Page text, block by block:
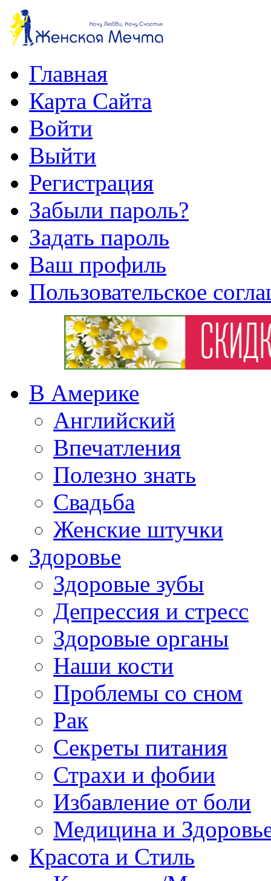
Главная
Карта Сайта
Войти
Выйти
Регистрация
Забыли пароль?
Задать пароль
Ваш профиль
Пользовательское
В Америке
Английский
Впечатления
Полезно знать
Свадьба
Женские штучки
Здоровье
Здоровые зубы
Депрессия и стресс
Здоровые органы
Наши кости
Проблемы со сном
Рак
Секреты питания
Страхи и фобии
Избавление от боли
Медицина и
Красота и Стиль